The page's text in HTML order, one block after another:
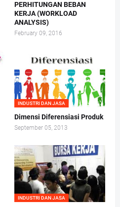
PERHITUNGAN BEBAN
KERJA (WORKLOAD
ANALYSIS)
February 09, 2016
INDUSTRI DAN JASA
Dimensi Diferensiasi Produk
September 05, 2013
INDUSTRI DAN JASA